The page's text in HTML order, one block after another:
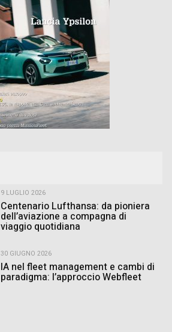
9 LUGLIO 2026
Centenario Lufthansa: da pioniera
dell’aviazione a compagna di
viaggio quotidiana
30 GIUGNO 2026
IA nel fleet management e cambi di
paradigma: l’approccio Webfleet